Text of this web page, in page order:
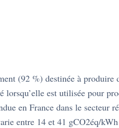
(92 %) destinée à produire
lorsqu’elle est utilisée pour
en France dans le secteur
entre 14 et 41 gCO2éq/